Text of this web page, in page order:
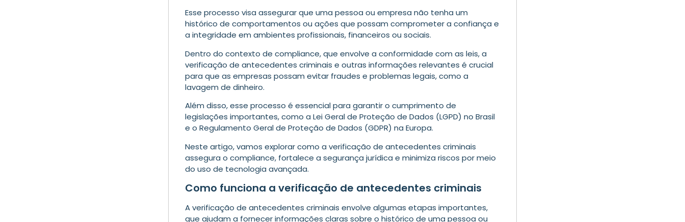
Esse processo visa assegurar que uma pessoa ou empresa não tenha um
histórico de comportamentos ou ações que possam comprometer a confiança e
a integridade em ambientes profissionais, financeiros ou sociais.
Dentro do contexto de compliance, que envolve a conformidade com as leis, a
verificação de antecedentes criminais e outras informações relevantes é crucial
para que as empresas possam evitar fraudes e problemas legais, como a
lavagem de dinheiro.
Além disso, esse processo é essencial para garantir o cumprimento de
legislações importantes, como a Lei Geral de Proteção de Dados (LGPD) no Brasil
e o Regulamento Geral de Proteção de Dados (GDPR) na Europa.
Neste artigo, vamos explorar como a verificação de antecedentes criminais
assegura o compliance, fortalece a segurança jurídica e minimiza riscos por meio
do uso de tecnologia avançada.
Como funciona a verificação de antecedentes criminais
A verificação de antecedentes criminais envolve algumas etapas importantes,
que ajudam a fornecer informações claras sobre o histórico de uma pessoa ou